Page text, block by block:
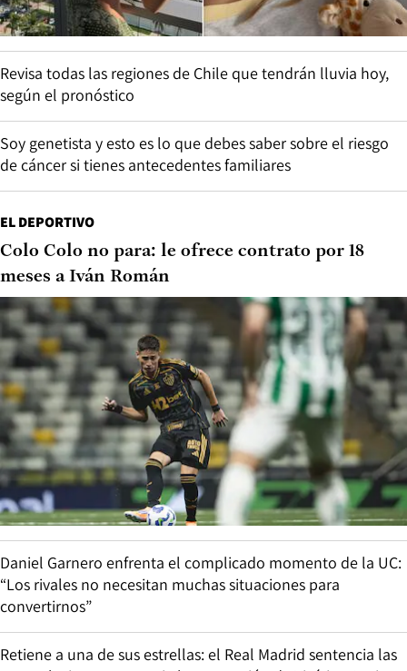
Revisa todas las regiones de Chile que tendrán lluvia hoy,
según el pronóstico
Soy genetista y esto es lo que debes saber sobre el riesgo
de cáncer si tienes antecedentes familiares
EL DEPORTIVO
Colo Colo no para: le ofrece contrato por 18
meses a Iván Román
Daniel Garnero enfrenta el complicado momento de la UC:
“Los rivales no necesitan muchas situaciones para
convertirnos”
Retiene a una de sus estrellas: el Real Madrid sentencia las